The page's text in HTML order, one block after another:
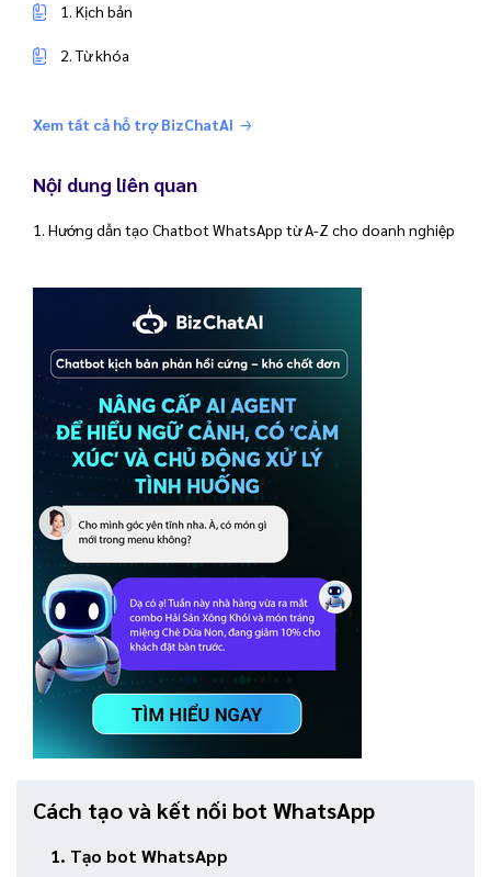
1. Kịch bản
2. Từ khóa
Xem tất cả hỗ trợ BizChatAI
Nội dung liên quan
1. Hướng dẫn tạo Chatbot WhatsApp từ A-Z cho doanh nghiệp
Cách tạo và kết nối bot WhatsApp
1. Tạo bot WhatsApp